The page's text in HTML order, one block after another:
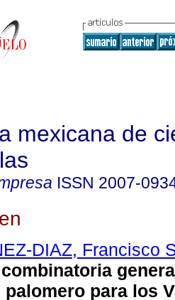
mexicana de
ISSN 2007-
DIAZ, Francisco
palomero para los